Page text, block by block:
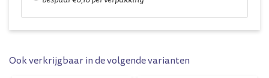
Ook verkrijgbaar in de volgende varianten